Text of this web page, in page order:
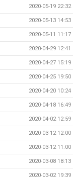
2020-05-19 22:32
2020-05-13 14:53
2020-05-11 11:17
2020-04-29 12:41
2020-04-27 15:19
2020-04-25 19:50
2020-04-20 10:24
2020-04-18 16:49
2020-04-02 12:59
2020-03-12 12:00
2020-03-12 11:00
2020-03-08 18:13
2020-03-02 19:39